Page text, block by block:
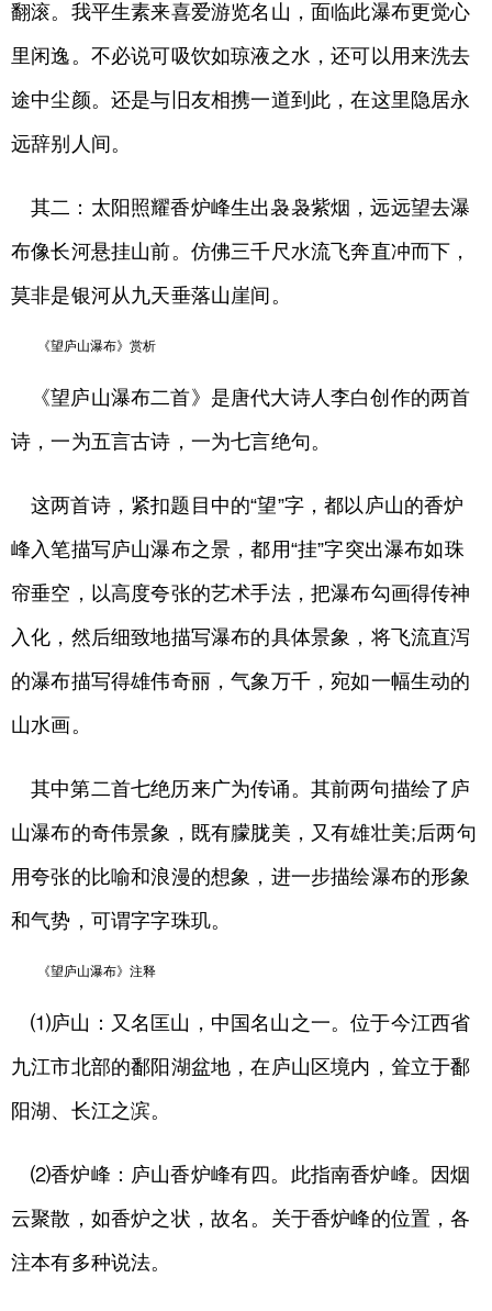
翻滚。我平生素来喜爱游览名山，面临此瀑布更觉心
里闲逸。不必说可吸饮如琼液之水，还可以用来洗去
途中尘颜。还是与旧友相携一道到此，在这里隐居永
远辞别人间。
其二：太阳照耀香炉峰生出袅袅紫烟，远远望去瀑
布像长河悬挂山前。仿佛三千尺水流飞奔直冲而下，
莫非是银河从九天垂落山崖间。
《望庐山瀑布》赏析
《望庐山瀑布二首》是唐代大诗人李白创作的两首
诗，一为五言古诗，一为七言绝句。
这两首诗，紧扣题目中的“望”字，都以庐山的香炉
峰入笔描写庐山瀑布之景，都用“挂”字突出瀑布如珠
帘垂空，以高度夸张的艺术手法，把瀑布勾画得传神
入化，然后细致地描写瀑布的具体景象，将飞流直泻
的瀑布描写得雄伟奇丽，气象万千，宛如一幅生动的
山水画。
其中第二首七绝历来广为传诵。其前两句描绘了庐
山瀑布的奇伟景象，既有朦胧美，又有雄壮美;后两句
用夸张的比喻和浪漫的想象，进一步描绘瀑布的形象
和气势，可谓字字珠玑。
《望庐山瀑布》注释
⑴庐山：又名匡山，中国名山之一。位于今江西省
九江市北部的鄱阳湖盆地，在庐山区境内，耸立于鄱
阳湖、长江之滨。
⑵香炉峰：庐山香炉峰有四。此指南香炉峰。因烟
云聚散，如香炉之状，故名。关于香炉峰的位置，各
注本有多种说法。